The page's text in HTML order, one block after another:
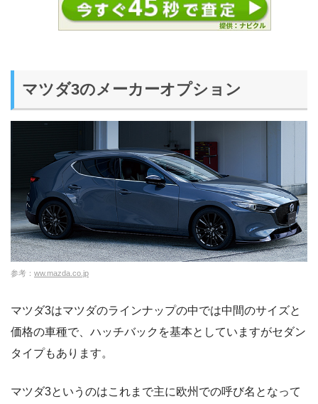
マツダ3のメーカーオプション
参考： ww.mazda.co.jp
マツダ3はマツダのラインナップの中では中間のサイズと
価格の車種で、ハッチバックを基本としていますがセダン
タイプもあります。
マツダ3というのはこれまで主に欧州での呼び名となって